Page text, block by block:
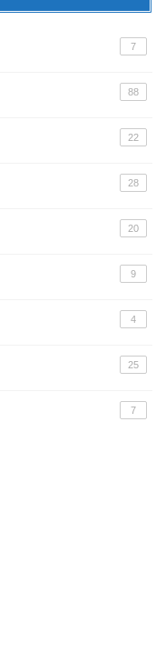
7
88
22
28
20
9
4
25
7